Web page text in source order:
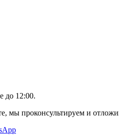
до 12:00.
проконсультируем и отложим